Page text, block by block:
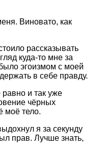
Виновато, как
рассказывать
куда-то мне за
эгоизмом с моей
в себе правду.
и так уже
чёрных
моё тело.
я за секунду
прав. Лучше знать,